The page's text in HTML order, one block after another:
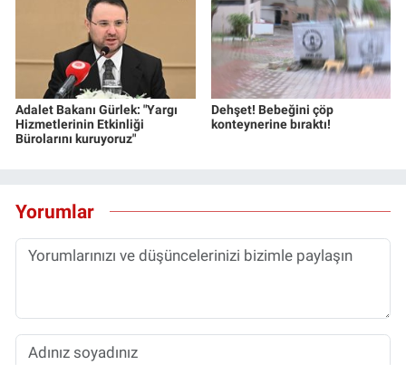
Adalet Bakanı Gürlek: "Yargı
Hizmetlerinin Etkinliği
Bürolarını kuruyoruz"
Dehşet! Bebeğini çöp
konteynerine bıraktı!
Yorumlar